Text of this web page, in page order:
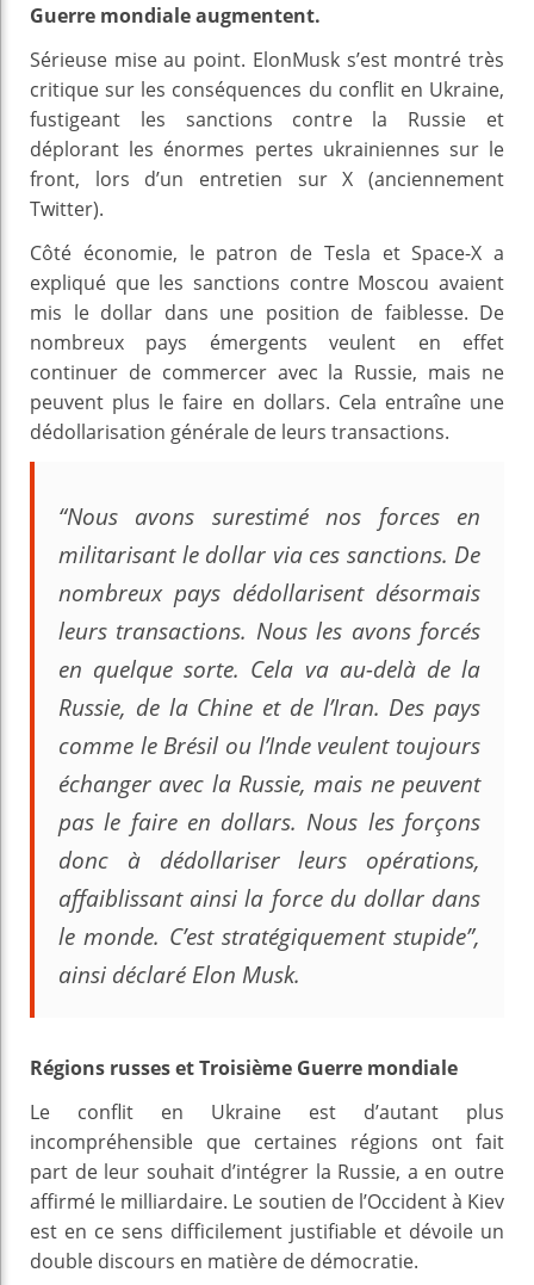
Guerre mondiale augmentent.
Sérieuse mise au point. ElonMusk s’est montré très
critique sur les conséquences du conflit en Ukraine,
fustigeant les sanctions contre la Russie et
déplorant les énormes pertes ukrainiennes sur le
front, lors d’un entretien sur X (anciennement
Twitter).
Côté économie, le patron de Tesla et Space-X a
expliqué que les sanctions contre Moscou avaient
mis le dollar dans une position de faiblesse. De
nombreux pays émergents veulent en effet
continuer de commercer avec la Russie, mais ne
peuvent plus le faire en dollars. Cela entraîne une
dédollarisation générale de leurs transactions.
“Nous avons surestimé nos forces en
militarisant le dollar via ces sanctions. De
nombreux pays dédollarisent désormais
leurs transactions. Nous les avons forcés
en quelque sorte. Cela va au-delà de la
Russie, de la Chine et de l’Iran. Des pays
comme le Brésil ou l’Inde veulent toujours
échanger avec la Russie, mais ne peuvent
pas le faire en dollars. Nous les forçons
donc à dédollariser leurs opérations,
affaiblissant ainsi la force du dollar dans
le monde. C’est stratégiquement stupide”,
ainsi déclaré Elon Musk.
Régions russes et Troisième Guerre mondiale
Le conflit en Ukraine est d’autant plus
incompréhensible que certaines régions ont fait
part de leur souhait d’intégrer la Russie, a en outre
affirmé le milliardaire. Le soutien de l’Occident à Kiev
est en ce sens difficilement justifiable et dévoile un
double discours en matière de démocratie.